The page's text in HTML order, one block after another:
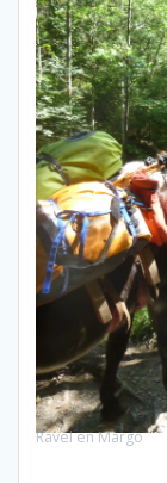
Ravel en Margo